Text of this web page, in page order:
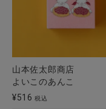
山本佐太郎商店
よいこのあんこ
¥516 税込